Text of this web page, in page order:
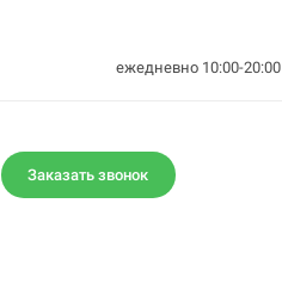
ежедневно 10:00-20:00
Заказать звонок